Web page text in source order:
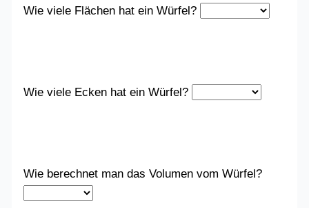
Wie viele Flächen hat ein Würfel?
Wie viele Ecken hat ein Würfel?
Wie berechnet man das Volumen vom Würfel?